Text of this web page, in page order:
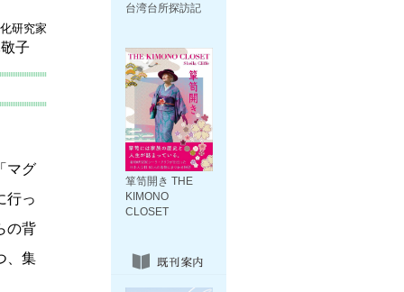
研究家
子
マグ
行っ
の背
、集
台湾台所探訪記
箪笥開き THE
KIMONO
CLOSET